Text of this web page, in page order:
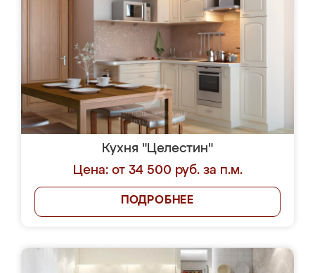
Кухня "Целестин"
Цена: от 34 500 руб. за п.м.
ПОДРОБНЕЕ